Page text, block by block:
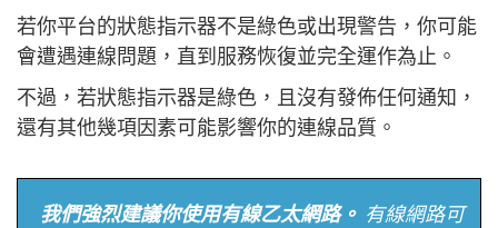
若你平台的狀態指示器不是綠色或出現警告，你可能
會遭遇連線問題，直到服務恢復並完全運作為止。
不過，若狀態指示器是綠色，且沒有發佈任何通知，
還有其他幾項因素可能影響你的連線品質。
我們強烈建議你使用有線乙太網路。 有線網路可